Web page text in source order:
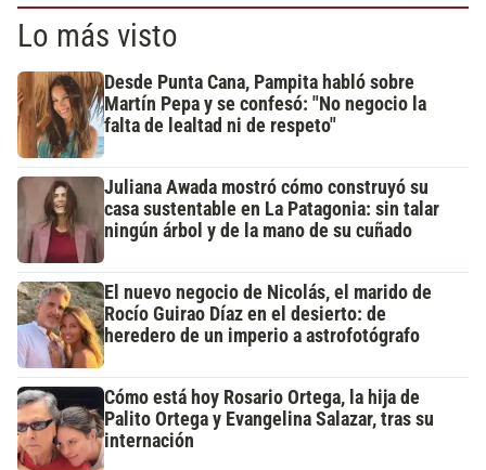
Lo más visto
Desde Punta Cana, Pampita habló sobre
Martín Pepa y se confesó: "No negocio la
falta de lealtad ni de respeto"
Juliana Awada mostró cómo construyó su
casa sustentable en La Patagonia: sin talar
ningún árbol y de la mano de su cuñado
El nuevo negocio de Nicolás, el marido de
Rocío Guirao Díaz en el desierto: de
heredero de un imperio a astrofotógrafo
Cómo está hoy Rosario Ortega, la hija de
Palito Ortega y Evangelina Salazar, tras su
internación